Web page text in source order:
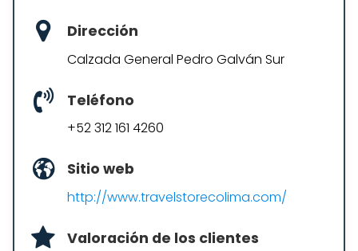
Dirección
Calzada General Pedro Galván Sur
Teléfono
+52 312 161 4260
Sitio web
http://www.travelstorecolima.com/
Valoración de los clientes